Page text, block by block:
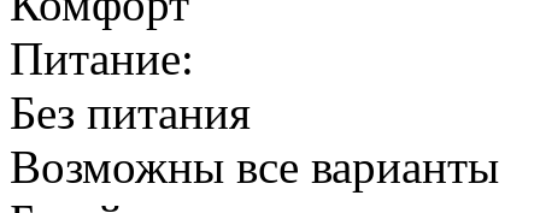
Питание:
Без питания
Возможны все варианты